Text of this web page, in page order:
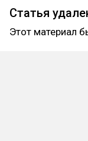
Статья
Этот материал